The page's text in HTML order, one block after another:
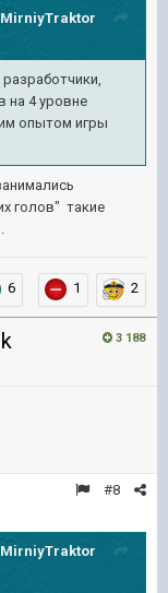
MirniyTraktor
на 4 уровне
опытом игры
голов" такие
6 1 2
3 188
#8
MirniyTraktor